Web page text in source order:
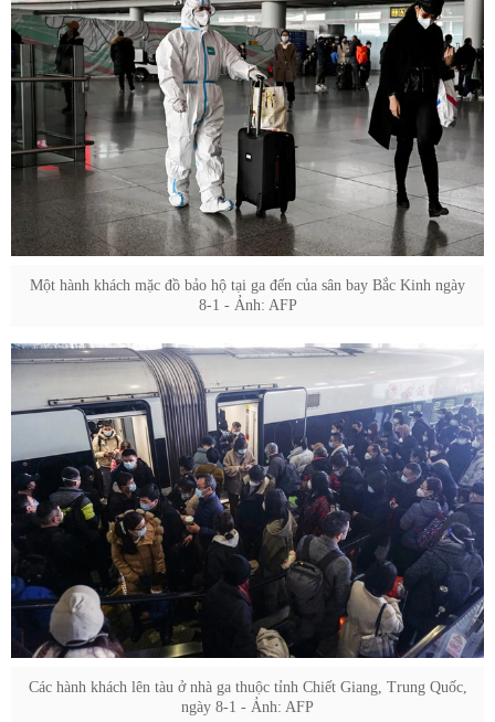
Một hành khách mặc đồ bảo hộ tại ga đến của sân bay Bắc Kinh ngày
8-1 - Ảnh: AFP
Các hành khách lên tàu ở nhà ga thuộc tỉnh Chiết Giang, Trung Quốc,
ngày 8-1 - Ảnh: AFP